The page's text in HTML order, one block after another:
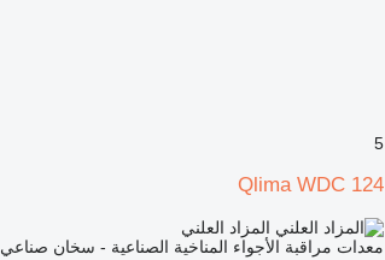
5
Qlima WDC 124
المزاد العلني
معدات مراقبة الأجواء المناخية الصناعية - سخان صناعي